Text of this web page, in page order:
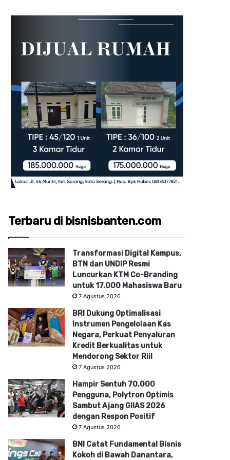
Terbaru di bisnisbanten.com
Transformasi Digital Kampus,
BTN dan UNDIP Resmi
Luncurkan KTM Co-Branding
untuk 17.000 Mahasiswa Baru
7 Agustus 2026
BRI Dukung Optimalisasi
Instrumen Pengelolaan Kas
Negara, Perkuat Penyaluran
Kredit Berkualitas untuk
Mendorong Sektor Riil
7 Agustus 2026
Hampir Sentuh 70.000
Pengguna, Polytron Optimis
Sambut Ajang GIIAS 2026
dengan Respon Positif
7 Agustus 2026
BNI Catat Fundamental Bisnis
Kokoh di Bawah Danantara,